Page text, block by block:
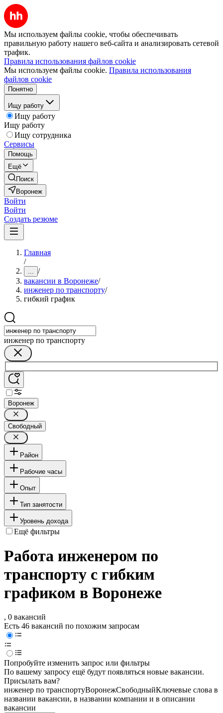
Мы используем файлы cookie, чтобы обеспечивать
правильную работу нашего веб-сайта и анализировать сетевой
трафик.
Правила использования файлов cookie
Мы используем файлы cookie. Правила использования
файлов cookie
Понятно
Ищу работу
Ищу работу
Ищу работу
Ищу сотрудника
Сервисы
Помощь
Ещё
Поиск
Воронеж
Войти
Войти
Создать резюме
Главная
/
... /
вакансии в Воронеже/
инженер по транспорту/
гибкий график
инженер по транспорту
Воронеж
Свободный
Район
Рабочие часы
Опыт
Тип занятости
Уровень дохода
Ещё фильтры
Работа инженером по
транспорту с гибким
графиком в Воронеже
, 0 вакансий
Есть 46 вакансий по похожим запросам
Попробуйте изменить запрос или фильтры
По вашему запросу ещё будут появляться новые вакансии.
Присылать вам?
инженер по транспортуВоронежСвободныйКлючевые слова в
названии вакансии, в названии компании и в описании
вакансии